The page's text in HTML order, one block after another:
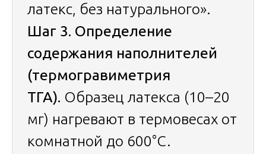
латекс, без натурального».
Шаг 3. Определение
содержания наполнителей
(термогравиметрия
ТГА). Образец латекса (10–20
мг) нагревают в термовесах от
комнатной до 600°C.